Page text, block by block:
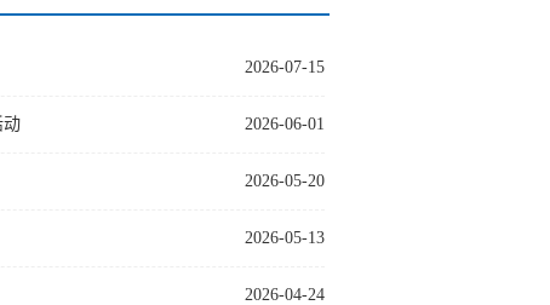
2026-07-15
2026-06-01
动
2026-05-20
2026-05-13
2026-04-24